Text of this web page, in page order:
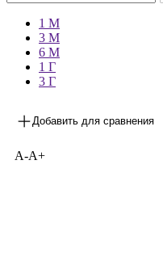
1 М
3 М
6 М
1 Г
3 Г
Добавить для сравнения